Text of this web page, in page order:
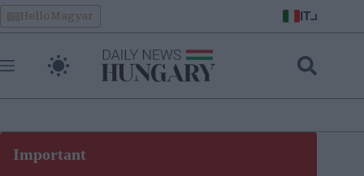
Skip
to
content
HelloMagyar IT